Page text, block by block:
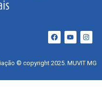
© copyright 2025. MUVIT MG